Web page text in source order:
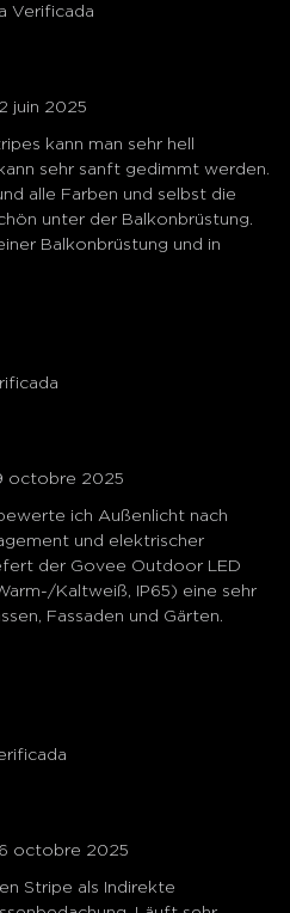
Verificada
juin 2025
kann man sehr hell
sehr sanft gedimmt werden.
alle Farben und selbst die
unter der Balkonbrüstung.
Balkonbrüstung und in
octobre 2025
ich Außenlicht nach
und elektrischer
der Govee Outdoor LED
Kaltweiß, IP65) eine sehr
Fassaden und Gärten.
octobre 2025
Stripe als Indirekte